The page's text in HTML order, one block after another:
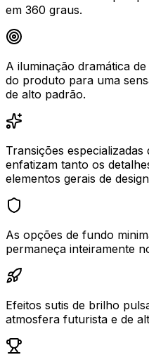
em 360 graus.
A iluminação dramática
do produto para uma
de alto padrão.
Transições
enfatizam tanto os
elementos gerais de
As opções de fundo
permaneça inteiramente
Efeitos sutis de brilho
atmosfera futurista e de